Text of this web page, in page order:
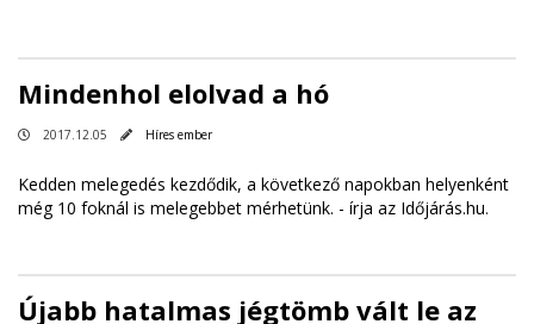
Mindenhol elolvad a hó
2017.12.05 Híres ember
Kedden melegedés kezdődik, a következő napokban helyenként
még 10 foknál is melegebbet mérhetünk. - írja az Időjárás.hu.
Újabb hatalmas jégtömb vált le az